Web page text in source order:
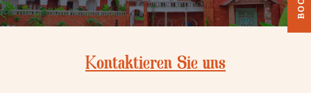
Kontaktieren Sie uns